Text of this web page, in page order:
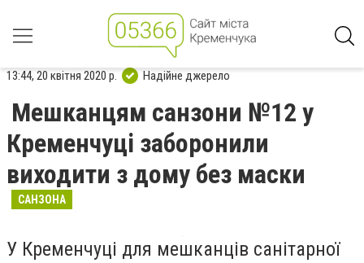
13:44, 20 квітня 2020 р. Надійне джерело
Мешканцям санзони №12 у
Кременчуці заборонили
виходити з дому без маски
САНЗОНА
У Кременчуці для мешканців санітарної